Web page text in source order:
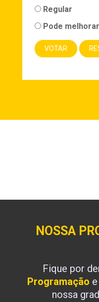
Regular
Pode melhorar
NOSSA
Fique por
Programação
nossa